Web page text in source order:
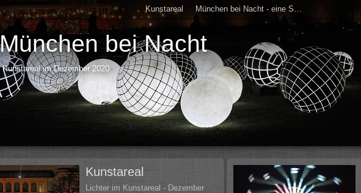
Kunstareal München bei Nacht - eine Sammlung
München bei Nacht
Kunstareal im Dezember 2020
Kunstareal
Lichter im Kunstareal - Dezember